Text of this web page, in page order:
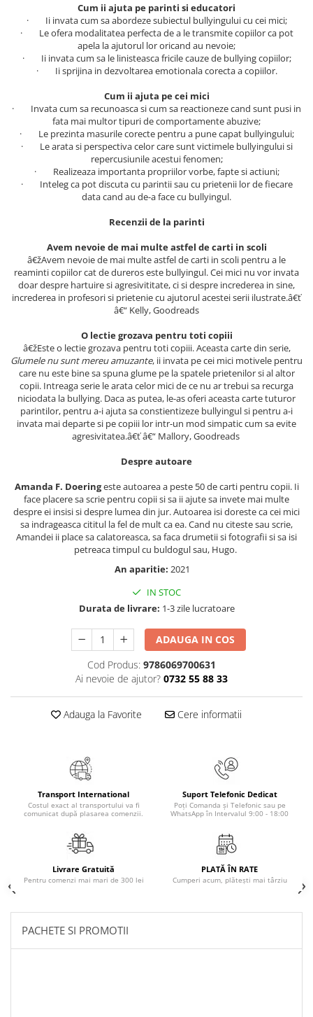
Carti pentru Adolescenti, Young
Crime, Thriller, Mistery
Literatura Universala
Romane de dragoste, Carti
Senzatii/Dragoste
Senzatii/Thriller
SF & Fantasy
Teatru
Birotica & Papetarie
Adezivi si benzi adezive
Articole Birotica
Accesorii Arhivare
Organizare si Arhivare
Seturi birotica
Articole scolare
Caiete si Carnetele scolare
Ghiozdane si Penare scolare
Instrumente si Truse Geometrie
Consumabile & Accesorii
Carti pentru copii
Literatura Romana
Literatura Universala
SF & Fantasy
Carte Prescolara, Joc
Carti cartonate
Descopera lumea
Descopera si invata
Din ograda
Cum ii ajuta pe parinti si educatori
· Ii invata cum sa abordeze subiectul bullyingului cu cei mici;
· Le ofera modalitatea perfecta de a le transmite copiilor ca pot
apela la ajutorul lor oricand au nevoie;
· Ii invata cum sa le linisteasca fricile cauze de bullying copiilor;
· Ii sprijina in dezvoltarea emotionala corecta a copiilor.
Cum ii ajuta pe cei mici
· Invata cum sa recunoasca si cum sa reactioneze cand sunt pusi in
fata mai multor tipuri de comportamente abuzive;
· Le prezinta masurile corecte pentru a pune capat bullyingului;
· Le arata si perspectiva celor care sunt victimele bullyingului si
repercusiunile acestui fenomen;
· Realizeaza importanta propriilor vorbe, fapte si actiuni;
· Inteleg ca pot discuta cu parintii sau cu prietenii lor de fiecare
data cand au de-a face cu bullyingul.
Recenzii de la parinti
Avem nevoie de mai multe astfel de carti in scoli
â€žAvem nevoie de mai multe astfel de carti in scoli pentru a le
reaminti copiilor cat de dureros este bullyingul. Cei mici nu vor invata
doar despre hartuire si agresivititate, ci si despre increderea in sine,
increderea in profesori si prietenie cu ajutorul acestei serii ilustrate.â€ť
â€“ Kelly, Goodreads
O lectie grozava pentru toti copiii
â€žEste o lectie grozava pentru toti copiii. Aceasta carte din serie,
Glumele nu sunt mereu amuzante, ii invata pe cei mici motivele pentru
care nu este bine sa spuna glume pe la spatele prietenilor si al altor
copii. Intreaga serie le arata celor mici de ce nu ar trebui sa recurga
niciodata la bullying. Daca as putea, le-as oferi aceasta carte tuturor
parintilor, pentru a-i ajuta sa constientizeze bullyingul si pentru a-i
invata mai departe si pe copiii lor intr-un mod simpatic cum sa evite
agresivitatea.â€ť â€“ Mallory, Goodreads
Despre autoare
Amanda F. Doeringeste autoarea a peste 50 de carti pentru copii. Ii
face placere sa scrie pentru copii si sa ii ajute sa invete mai multe
despre ei insisi si despre lumea din jur. Autoarea isi doreste ca cei mici
sa indrageasca cititul la fel de mult ca ea. Cand nu citeste sau scrie,
Amandei ii place sa calatoreasca, sa faca drumetii si fotografii si sa isi
petreaca timpul cu buldogul sau, Hugo.
An aparitie: 2021
IN STOC
Durata de livrare: 1-3 zile lucratoare
ADAUGA IN COS
Cod Produs: 9786069700631
Ai nevoie de ajutor? 0732 55 88 33
Adauga la Favorite Cere informatii
Transport International
Costul exact al transportului va fi
comunicat după plasarea comenzii.
Suport Telefonic Dedicat
Poți Comanda și Telefonic sau pe
WhatsApp în Intervalul 9:00 - 18:00
Livrare Gratuită
Pentru comenzi mai mari de 300 lei
PLATĂ ÎN RATE
Cumperi acum, plătești mai târziu
PACHETE SI PROMOTII